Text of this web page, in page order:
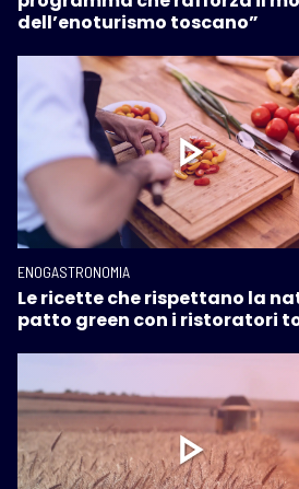
dell’enoturismo toscano”
ENOGASTRONOMIA
Le ricette che rispettano la
patto green con i ristoratori